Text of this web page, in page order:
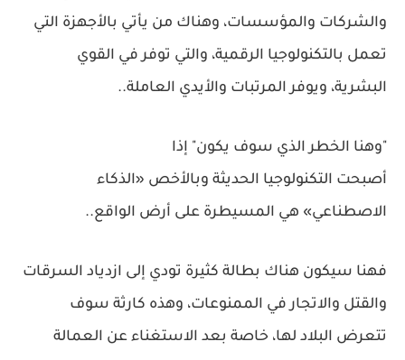
والشركات والمؤسسات، وهناك من يأتي بالأجهزة التي
تعمل بالتكنولوجيا الرقمية، والتي توفر في القوي
البشرية، ويوفر المرتبات والأيدي العاملة..
"وهنا الخطر الذي سوف يكون" إذا
أصبحت التكنولوجيا الحديثة وبالأخص «الذكاء
الاصطناعي» هي المسيطرة على أرض الواقع..
فهنا سيكون هناك بطالة كثيرة تودي إلى ازدياد السرقات
والقتل والاتجار في الممنوعات، وهذه كارثة سوف
تتعرض البلاد لها، خاصة بعد الاستغناء عن العمالة